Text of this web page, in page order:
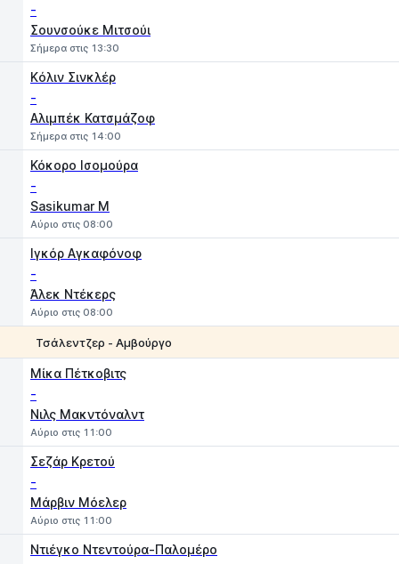
-
Σουνσούκε Μιτσούι
Σήμερα στις 13:30
Kόλιν Σινκλέρ
-
Αλιμπέκ Κατσμάζοφ
Σήμερα στις 14:00
Κόκορο Ισομούρα
-
Sasikumar M
Αύριο στις 08:00
Ιγκόρ Αγκαφόνοφ
-
Άλεκ Ντέκερς
Αύριο στις 08:00
Τσάλεντζερ - Αμβούργο
Μίκα Πέτκοβιτς
-
Νιλς Μακντόναλντ
Αύριο στις 11:00
Σεζάρ Κρετού
-
Μάρβιν Μόελερ
Αύριο στις 11:00
Ντιέγκο Ντεντούρα-Παλομέρο